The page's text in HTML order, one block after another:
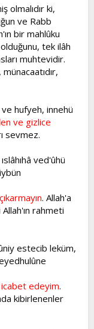
olmalıdır ki,
ve Rabb
bir mahlûku
tek ilâh
muhtevidir.
hufyeh, innehü
ve gizlice
sevmez.
ved'ûhü
. Allah'a
rahmeti
estecib leküm,
edeyim.
kibirlenenler